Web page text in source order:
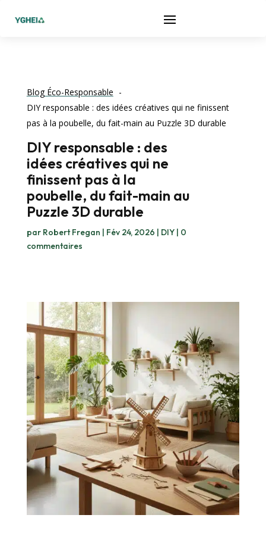
Blog Éco-Responsable
DIY responsable : des idées créatives qui ne finissent
pas à la poubelle, du fait-main au Puzzle 3D durable
DIY responsable : des
idées créatives qui ne
finissent pas à la
poubelle, du fait-main au
Puzzle 3D durable
par Robert Fregan | Fév 24, 2026 | DIY| 0
commentaires